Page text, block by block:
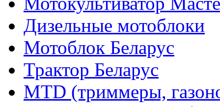
Дизельные мотоблоки
Мотоблок Беларус
Трактор Беларус
MTD (триммеры,